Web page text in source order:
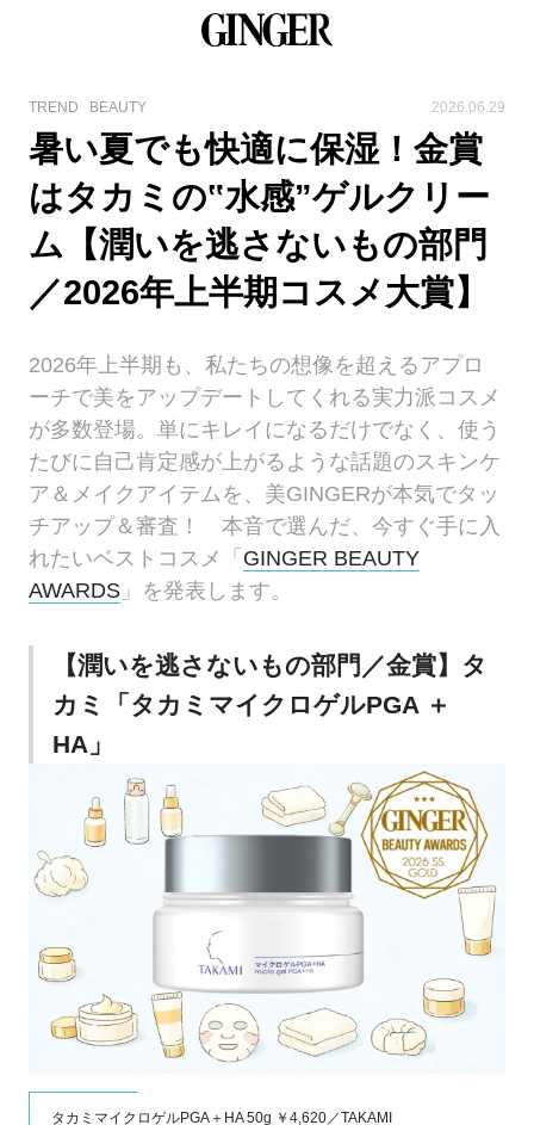
TREND BEAUTY 2026.06.29
暑い夏でも快適に保湿！金賞
はタカミの‟水感”ゲルクリー
ム【潤いを逃さないもの部門
／2026年上半期コスメ大賞】
2026年上半期も、私たちの想像を超えるアプロ
ーチで美をアップデートしてくれる実力派コスメ
が多数登場。単にキレイになるだけでなく、使う
たびに自己肯定感が上がるような話題のスキンケ
ア＆メイクアイテムを、美GINGERが本気でタッ
チアップ＆審査！ 本音で選んだ、今すぐ手に入
れたいベストコスメ「 GINGER BEAUTY
AWARDS 」を発表します。
【潤いを逃さないもの部門／金賞】タ
カミ「タカミマイクロゲルPGA ＋
HA」
タカミマイクロゲルPGA＋HA 50g ￥4,620／TAKAMI